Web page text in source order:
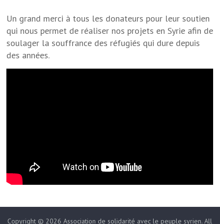
Un grand merci à tous les donateurs pour leur soutien
qui nous permet de réaliser nos projets en Syrie afin de
soulager la souffrance des réfugiés qui dure depuis
des années.
Copyright © 2026Association de solidarité avec le peuple syrien. All